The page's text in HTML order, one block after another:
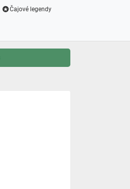
Čajové legendy